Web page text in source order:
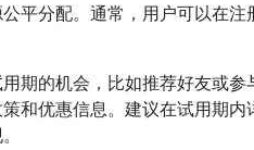
平分配。通常，用户可以在
期的机会，比如推荐好友或
和优惠信息。建议在试用期